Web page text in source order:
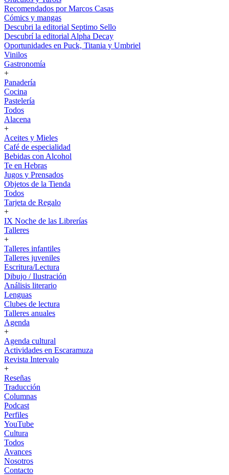
Recomendados por Marcos Casas
Cómics y mangas
Descubri la editorial Septimo Sello
Descubrí la editorial Alpha Decay
Oportunidades en Puck, Titania y Umbriel
Vinilos
Gastronomía
+
Panadería
Cocina
Pastelería
Todos
Alacena
+
Aceites y Mieles
Café de especialidad
Bebidas con Alcohol
Te en Hebras
Jugos y Prensados
Objetos de la Tienda
Todos
Tarjeta de Regalo
+
IX Noche de las Librerías
Talleres
+
Talleres infantiles
Talleres juveniles
Escritura/Lectura
Dibujo / Ilustración
Análisis literario
Lenguas
Clubes de lectura
Talleres anuales
Agenda
+
Agenda cultural
Actividades en Escaramuza
Revista Intervalo
+
Reseñas
Traducción
Columnas
Podcast
Perfiles
YouTube
Cultura
Todos
Avances
Nosotros
Contacto